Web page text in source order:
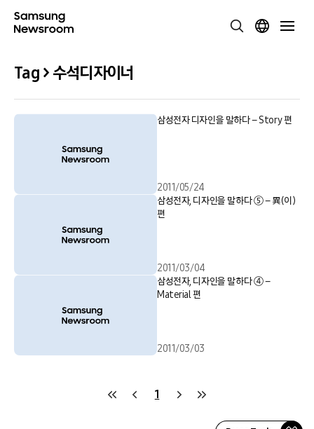
Tag > 수석디자이너
삼성전자 디자인을 말하다 – Story 편
2011/05/24
삼성전자, 디자인을 말하다 ⑤ – 異(이)
편
2011/03/04
삼성전자, 디자인을 말하다 ④ –
Material 편
2011/03/03
1